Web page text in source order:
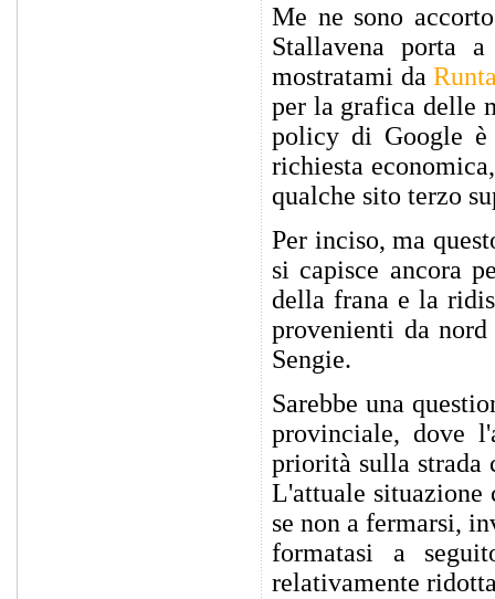
Me ne sono
Stallavena porta
mostratami da
per la grafica delle
policy di Google è
richiesta
qualche sito terzo
Per inciso, ma
si capisce ancora
della frana e la
provenienti da nord
Sengie.
Sarebbe una
provinciale, dove
priorità sulla strada
L'attuale situazione
se non a fermarsi,
formatasi a
relativamente